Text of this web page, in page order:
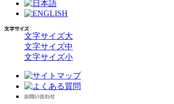
文字サイズ大
文字サイズ中
文字サイズ小